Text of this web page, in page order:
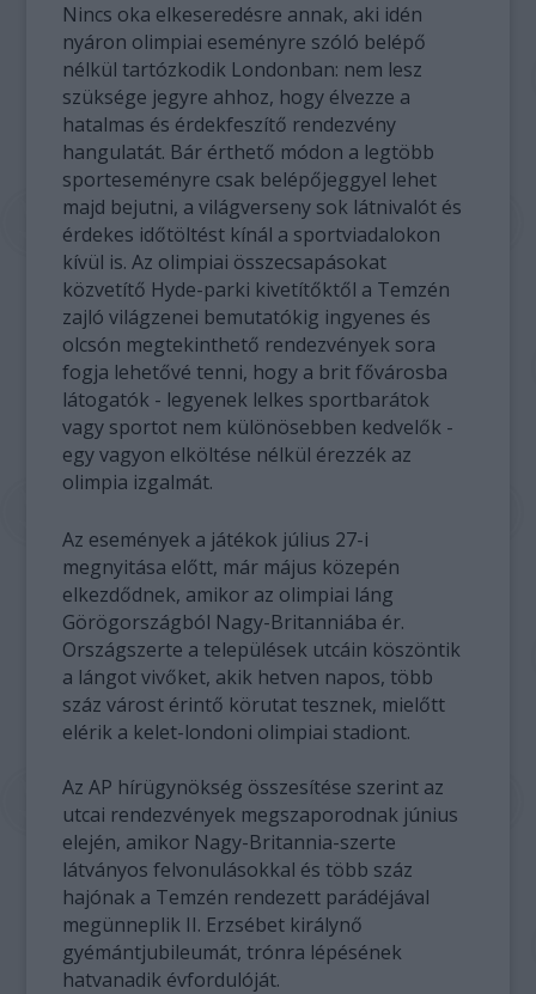
Nincs oka elkeseredésre annak, aki idén
nyáron olimpiai eseményre szóló belépő
nélkül tartózkodik Londonban: nem lesz
szüksége jegyre ahhoz, hogy élvezze a
hatalmas és érdekfeszítő rendezvény
hangulatát. Bár érthető módon a legtöbb
sporteseményre csak belépőjeggyel lehet
majd bejutni, a világverseny sok látnivalót és
érdekes időtöltést kínál a sportviadalokon
kívül is. Az olimpiai összecsapásokat
közvetítő Hyde-parki kivetítőktől a Temzén
zajló világzenei bemutatókig ingyenes és
olcsón megtekinthető rendezvények sora
fogja lehetővé tenni, hogy a brit fővárosba
látogatók - legyenek lelkes sportbarátok
vagy sportot nem különösebben kedvelők -
egy vagyon elköltése nélkül érezzék az
olimpia izgalmát.
Az események a játékok július 27-i
megnyitása előtt, már május közepén
elkezdődnek, amikor az olimpiai láng
Görögországból Nagy-Britanniába ér.
Országszerte a települések utcáin köszöntik
a lángot vivőket, akik hetven napos, több
száz várost érintő körutat tesznek, mielőtt
elérik a kelet-londoni olimpiai stadiont.
Az AP hírügynökség összesítése szerint az
utcai rendezvények megszaporodnak június
elején, amikor Nagy-Britannia-szerte
látványos felvonulásokkal és több száz
hajónak a Temzén rendezett parádéjával
megünneplik II. Erzsébet királynő
gyémántjubileumát, trónra lépésének
hatvanadik évfordulóját.